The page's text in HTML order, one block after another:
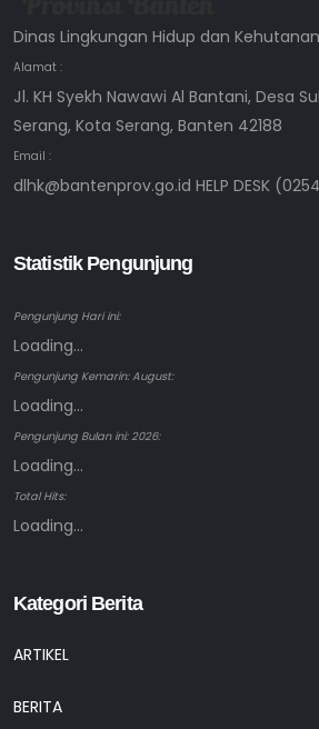
Dinas Lingkungan Hidup dan
Alamat :
Jl. KH Syekh Nawawi Al Bantani, Desa
Serang, Kota Serang, Banten 42188
Email :
dlhk@bantenprov.go.id HELP DESK
Statistik Pengunjung
Pengunjung Hari ini:
Loading...
Pengunjung Kemarin: August:
Loading...
Pengunjung Bulan ini: 2026:
Loading...
Total Hits:
Loading...
Kategori Berita
ARTIKEL
BERITA